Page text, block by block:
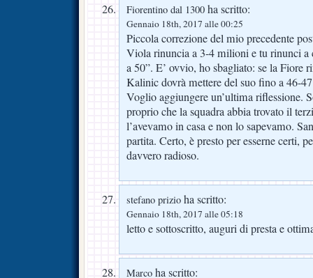
Fiorentino dal 1300 ha scritto:
Gennaio 18th, 2017 alle 00:25
Piccola correzione del mio precedente
Viola rinuncia a 3-4 milioni e tu rinunci a
a 50”. E’ ovvio, ho sbagliato: se la Fiore
Kalinic dovrà mettere del suo fino a 46-
Voglio aggiungere un’ultima riflessione.
proprio che la squadra abbia trovato il
l’avevamo in casa e non lo sapevamo.
partita. Certo, è presto per esserne certi,
davvero radioso.
stefano prizio ha scritto:
Gennaio 18th, 2017 alle 05:18
letto e sottoscritto, auguri di presta e
Marco ha scritto: